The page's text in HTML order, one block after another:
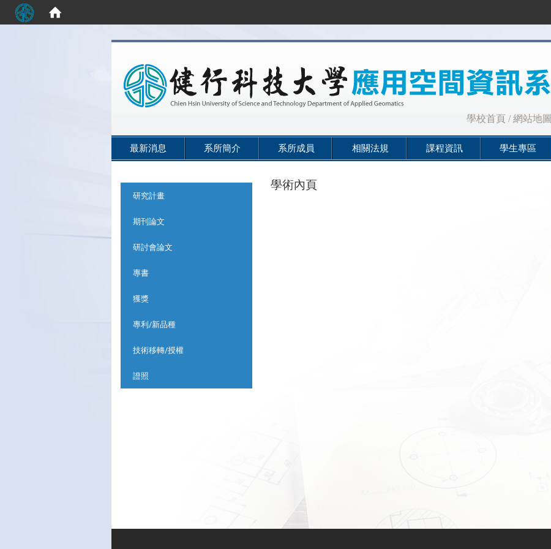
學校首頁 /網站地圖
最新消息 系所簡介 系所成員 相關法規 課程資訊 學生專區
研究計畫
期刊論文
研討會論文
專書
獲獎
專利/新品種
技術移轉/授權
證照
學術內頁